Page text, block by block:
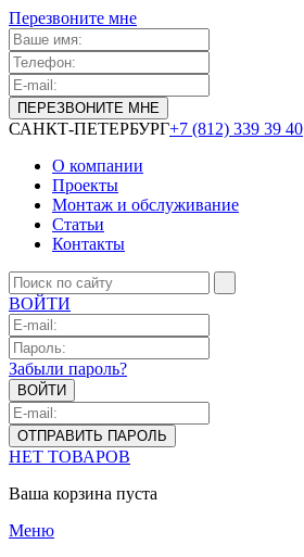
Перезвоните мне
САНКТ-ПЕТЕРБУРГ+7 (812) 339 39 40
О компании
Проекты
Монтаж и обслуживание
Статьи
Контакты
ВОЙТИ
Забыли пароль?
НЕТ ТОВАРОВ
Ваша корзина пуста
Меню